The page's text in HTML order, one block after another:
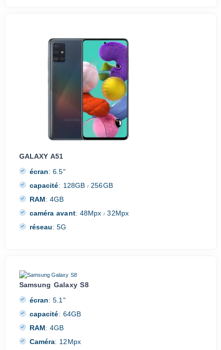
GALAXY A51
écran: 6.5"
capacité: 128GB/ 256GB
RAM: 4GB
caméra avant: 48Mpx/ 32Mpx
réseau: 5G
Samsung Galaxy S8
écran: 5.1"
capacité: 64GB
RAM: 4GB
Caméra: 12Mpx